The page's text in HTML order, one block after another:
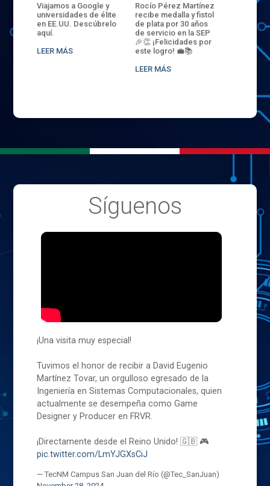
Viajamos a Google y
universidades de élite
en EE.UU. Descúbrelo
aquí.
LEER MÁS
Rocío Pérez Martínez
recibe medalla y fistol
de plata por 30 años
de servicio en la SEP
🎉👏 ¡Felicidades por
este logro! 💼📚
LEER MÁS
ENECB-
del
batalla.
32
sede
Síguenos
¡Una visita muy especial!
Tuvimos el honor de recibir a David Eugenio
Martínez Tovar, un orgulloso egresado de la
Ingeniería en Sistemas Computacionales, quien
actualmente se desempeña como Game
Designer y Producer en FRVR.
¡Directamente desde el Reino Unido! 🇬🇧 🎮
pic.twitter.com/LmYJGXsCiJ
— TecNM Campus San Juan del Río (@Tec_SanJuan)